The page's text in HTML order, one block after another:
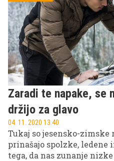
drugih storitve s področja
Zaradi te napake, se
držijo za glavo
04. 11. 2020 13.40
Tukaj so jesensko-zimske
prinašajo spolzke, ledene
tega, da nas zunanje